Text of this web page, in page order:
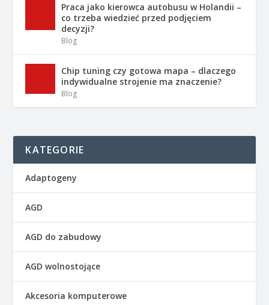
Praca jako kierowca autobusu w Holandii –
co trzeba wiedzieć przed podjęciem
decyzji?
Blog
Chip tuning czy gotowa mapa – dlaczego
indywidualne strojenie ma znaczenie?
Blog
KATEGORIE
Adaptogeny
AGD
AGD do zabudowy
AGD wolnostojące
Akcesoria komputerowe